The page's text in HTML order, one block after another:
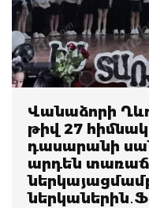
Վանաձորի
թիվ 27
դասարանի
արդեն